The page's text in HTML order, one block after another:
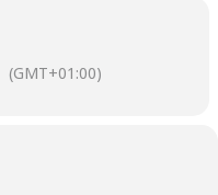
(GMT+01:00)